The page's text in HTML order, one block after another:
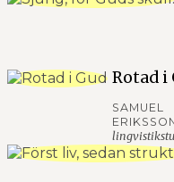
Rotad i
SAMUEL